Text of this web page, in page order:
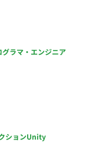
グラマ・エンジニア
ションUnity